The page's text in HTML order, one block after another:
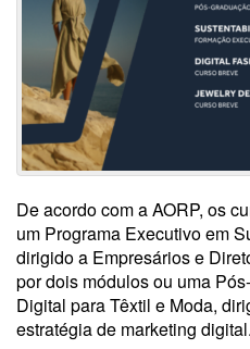
De acordo com a AORP, os
um Programa Executivo em
dirigido a Empresários e
por dois módulos ou uma
Digital para Têxtil e Moda,
estratégia de marketing digital.